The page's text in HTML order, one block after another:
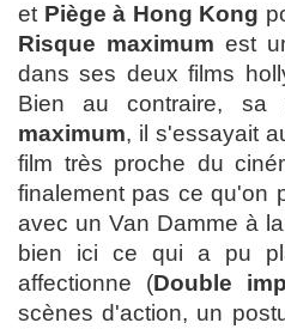
et Piège à Hong Kong
Risque maximum est
dans ses deux films
Bien au contraire, sa
maximum, il s'essayait
film très proche du
finalement pas ce qu'on
avec un Van Damme à
bien ici ce qui a pu
affectionne (Double
scènes d'action, un